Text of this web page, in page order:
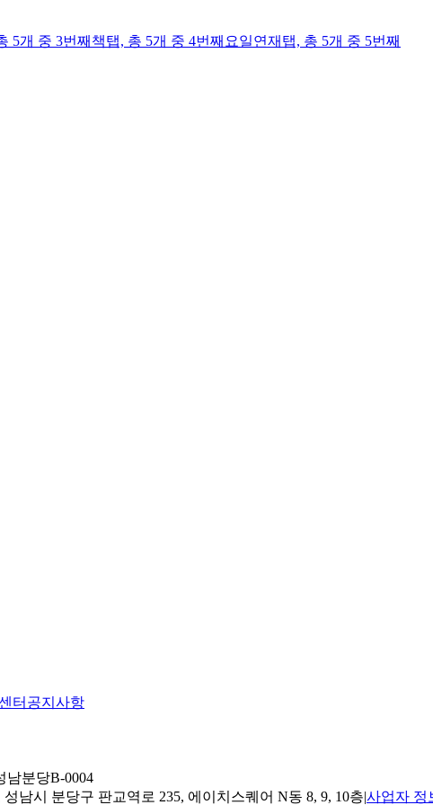
5개 중 3번째 책탭, 총 5개 중 4번째 요일연재 탭, 총 5개 중 5번째
터 공지사항
남분당B-0004
성남시 분당구 판교역로 235, 에이치스퀘어 N동 8, 9, 10층|사업자 정